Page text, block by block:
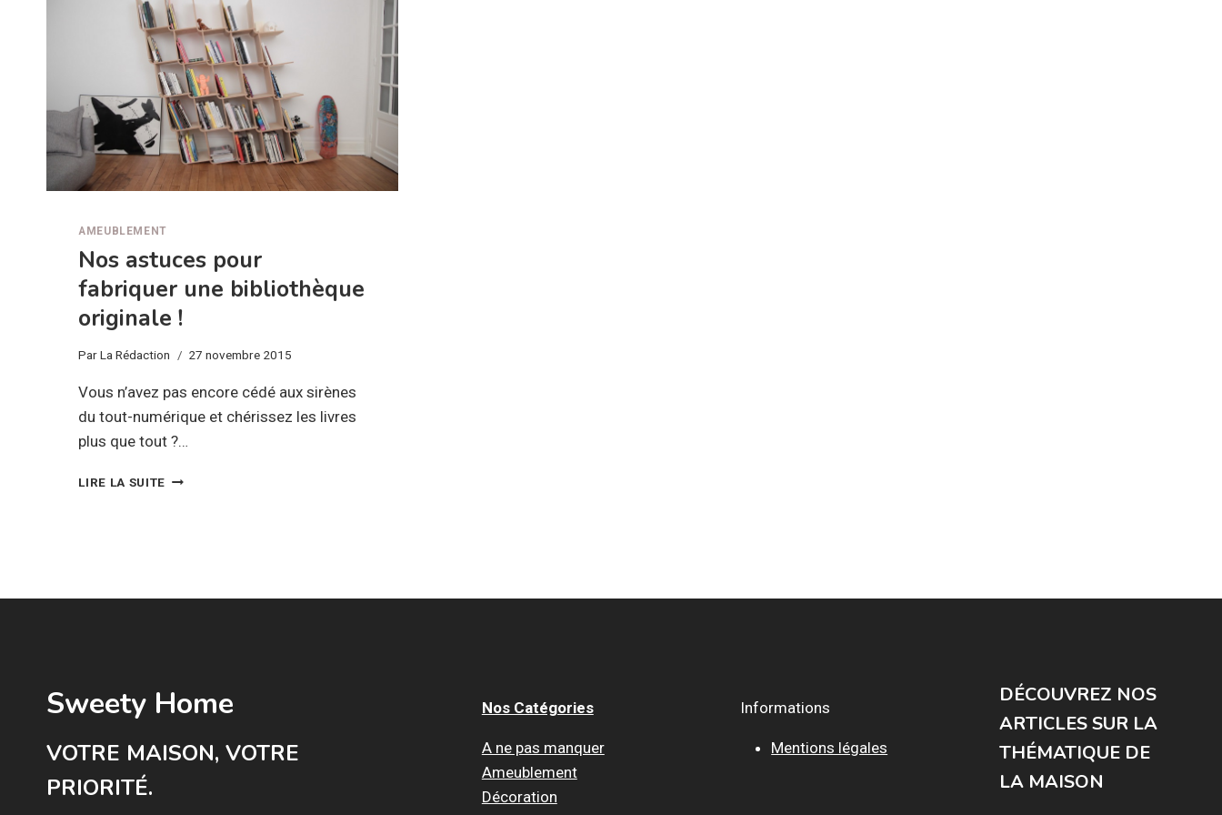
AMEUBLEMENT
Nos astuces pour
fabriquer une bibliothèque
originale !
Par La Rédaction 27 novembre 2015
Vous n’avez pas encore cédé aux sirènes
du tout-numérique et chérissez les livres
plus que tout ?…
LIRE LA SUITE NOS
Sweety Home
VOTRE MAISON, VOTRE
PRIORITÉ.
Nos Catégories
A ne pas manquer
Ameublement
Décoration
Informations
Mentions légales
DÉCOUVREZ NOS
ARTICLES SUR LA
THÉMATIQUE DE
LA MAISON